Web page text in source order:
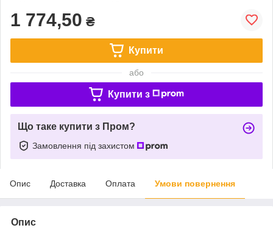
1 774,50 ₴
Купити
або
Купити з
Що таке купити з Пром?
Замовлення під захистом
Опис Доставка Оплата Умови повернення
Опис